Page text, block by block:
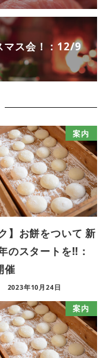
マス会！：12/9
案内
ク】お餅をついて 新
のスタートを!!：
催
2023年10月24日
案内